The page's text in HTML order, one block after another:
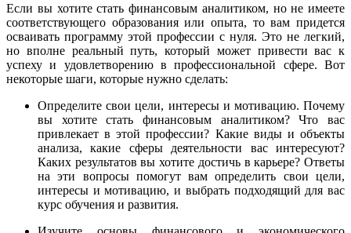
Если вы хотите стать финансовым аналитиком, но не имеете
соответствующего образования или опыта, то вам придется
осваивать программу этой профессии с нуля. Это не легкий,
но вполне реальный путь, который может привести вас к
успеху и удовлетворению в профессиональной сфере. Вот
некоторые шаги, которые нужно сделать:
Определите свои цели, интересы и мотивацию. Почему
вы хотите стать финансовым аналитиком? Что вас
привлекает в этой профессии? Какие виды и объекты
анализа, какие сферы деятельности вас интересуют?
Каких результатов вы хотите достичь в карьере? Ответы
на эти вопросы помогут вам определить свои цели,
интересы и мотивацию, и выбрать подходящий для вас
курс обучения и развития.